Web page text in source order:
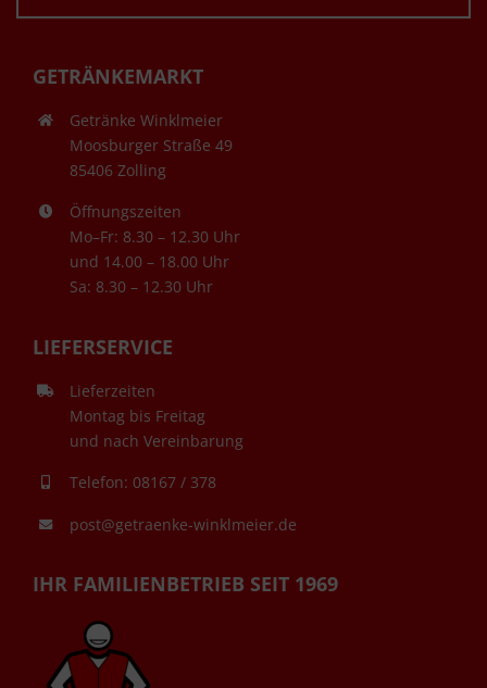
GETRÄNKEMARKT
Getränke Winklmeier
Moosburger Straße 49
85406 Zolling
Öffnungszeiten
Mo–Fr: 8.30 – 12.30 Uhr
und 14.00 – 18.00 Uhr
Sa: 8.30 – 12.30 Uhr
LIEFERSERVICE
Lieferzeiten
Montag bis Freitag
und nach Vereinbarung
Telefon: 08167 / 378
post@getraenke-winklmeier.de
IHR FAMILIENBETRIEB SEIT 1969